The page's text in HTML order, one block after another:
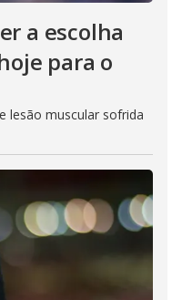
a escolha
para o
lesão muscular sofrida